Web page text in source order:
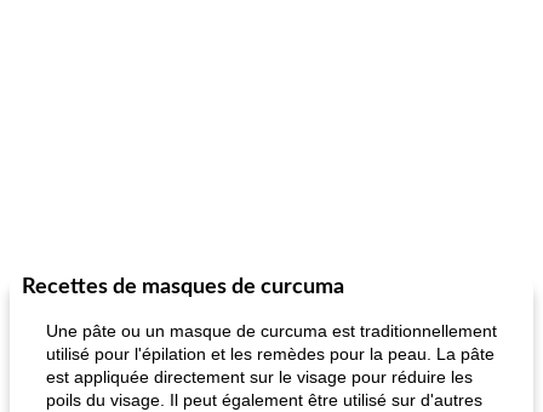
Recettes de masques de curcuma
Une pâte ou un masque de curcuma est traditionnellement
utilisé pour l'épilation et les remèdes pour la peau. La pâte
est appliquée directement sur le visage pour réduire les
poils du visage. Il peut également être utilisé sur d'autres